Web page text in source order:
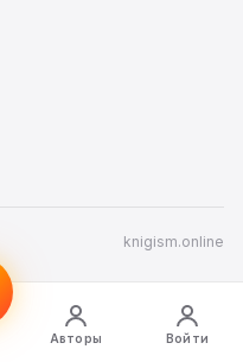
Авторы Войти
knigism.online